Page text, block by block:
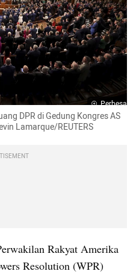
Perbesar
DPR di Gedung Kongres AS
Lamarque/REUTERS
Rakyat Amerika
Resolution (WPR)